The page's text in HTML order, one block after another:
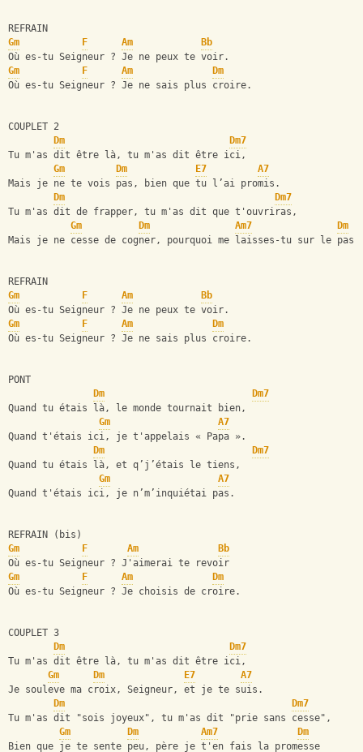
REFRAIN
Gm
F Am
Bb
Où es-tu Seigneur ? Je ne peux te voir.
Gm
F Am
Dm
Où es-tu Seigneur ? Je ne sais plus croire.
COUPLET 2
Dm
Dm7
Tu m'as dit être là, tu m'as dit être ici,
Gm
Dm E7
A7
Mais je ne te vois pas, bien que tu l’ai promis.
Dm
Dm7
Tu m'as dit de frapper, tu m'as dit que t'ouvriras,
Gm
Dm Am7
Dm
Mais je ne cesse de cogner, pourquoi me laisses-tu sur le pas
REFRAIN
Gm
F Am
Bb
Où es-tu Seigneur ? Je ne peux te voir.
Gm
F Am
Dm
Où es-tu Seigneur ? Je ne sais plus croire.
PONT
Dm
Dm7
Quand tu étais là, le monde tournait bien,
Gm
A7
Quand t'étais ici, je t'appelais « Papa ».
Dm
Dm7
Quand tu étais là, et q’j’étais le tiens,
Gm
A7
Quand t'étais ici, je n’m’inquiétai pas.
REFRAIN (bis)
Gm
F Am
Bb
Où es-tu Seigneur ? J'aimerai te revoir
Gm
F Am
Dm
Où es-tu Seigneur ? Je choisis de croire.
COUPLET 3
Dm
Dm7
Tu m'as dit être là, tu m'as dit être ici,
Gm
Dm E7
A7
Je souleve ma croix, Seigneur, et je te suis.
Dm
Dm7
Tu m'as dit "sois joyeux", tu m'as dit "prie sans cesse",
Gm
Dm Am7
Dm
Bien que je te sente peu, père je t'en fais la promesse